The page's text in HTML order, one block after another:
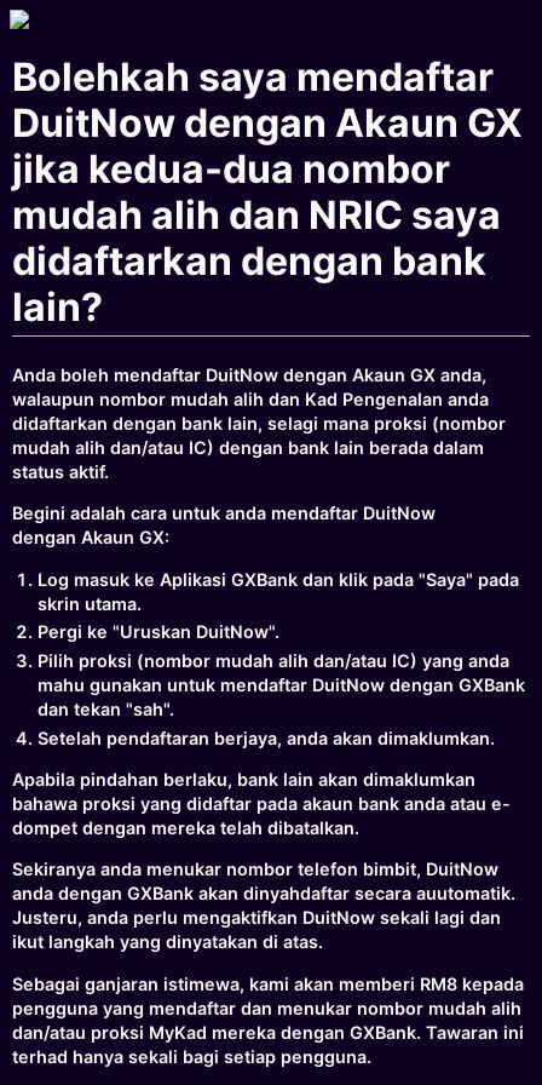
Bolehkah saya mendaftar
DuitNow dengan Akaun GX
jika kedua-dua nombor
mudah alih dan NRIC saya
didaftarkan dengan bank
lain?
Anda boleh mendaftar DuitNow dengan Akaun GX anda,
walaupun nombor mudah alih dan Kad Pengenalan anda
didaftarkan dengan bank lain, selagi mana proksi (nombor
mudah alih dan/atau IC) dengan bank lain berada dalam
status aktif.
Begini adalah cara untuk anda mendaftar DuitNow
dengan Akaun GX:
Log masuk ke Aplikasi GXBank dan klik pada "Saya" pada
skrin utama.
Pergi ke "Uruskan DuitNow".
Pilih proksi (nombor mudah alih dan/atau IC) yang anda
mahu gunakan untuk mendaftar DuitNow dengan GXBank
dan tekan "sah".
Setelah pendaftaran berjaya, anda akan dimaklumkan.
Apabila pindahan berlaku, bank lain akan dimaklumkan
bahawa proksi yang didaftar pada akaun bank anda atau e-
dompet dengan mereka telah dibatalkan.
Sekiranya anda menukar nombor telefon bimbit, DuitNow
anda dengan GXBank akan dinyahdaftar secara auutomatik.
Justeru, anda perlu mengaktifkan DuitNow sekali lagi dan
ikut langkah yang dinyatakan di atas.
Sebagai ganjaran istimewa, kami akan memberi RM8 kepada
pengguna yang mendaftar dan menukar nombor mudah alih
dan/atau proksi MyKad mereka dengan GXBank. Tawaran ini
terhad hanya sekali bagi setiap pengguna.